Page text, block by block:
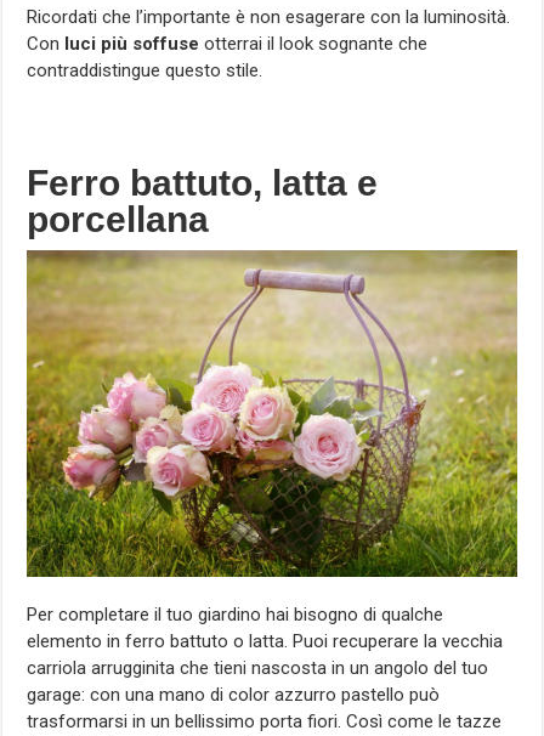
Ricordati che l’importante è non esagerare con la luminosità.
Con luci più soffuse otterrai il look sognante che
contraddistingue questo stile.
Ferro battuto, latta e
porcellana
Per completare il tuo giardino hai bisogno di qualche
elemento in ferro battuto o latta. Puoi recuperare la vecchia
carriola arrugginita che tieni nascosta in un angolo del tuo
garage: con una mano di color azzurro pastello può
trasformarsi in un bellissimo porta fiori. Così come le tazze